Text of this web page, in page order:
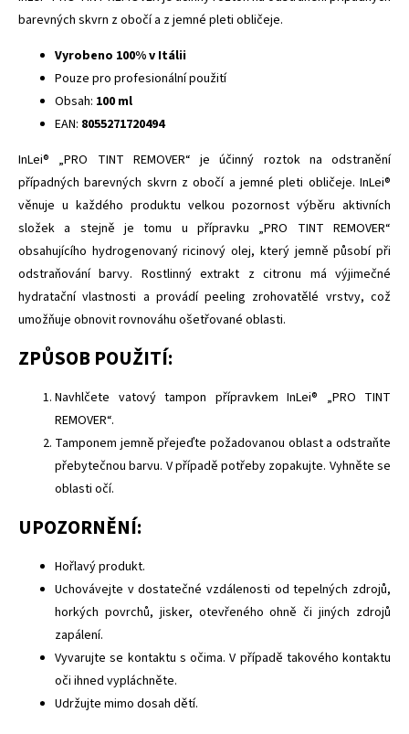
barevných skvrn z obočí a z jemné pleti obličeje.
Vyrobeno 100% v Itálii
Pouze pro profesionální použití
Obsah: 100 ml
EAN: 8055271720494
InLei® „PRO TINT REMOVER“ je účinný roztok na odstranění
případných barevných skvrn z obočí a jemné pleti obličeje. InLei®
věnuje u každého produktu velkou pozornost výběru aktivních
složek a stejně je tomu u přípravku „PRO TINT REMOVER“
obsahujícího hydrogenovaný ricinový olej, který jemně působí při
odstraňování barvy. Rostlinný extrakt z citronu má výjimečné
hydratační vlastnosti a provádí peeling zrohovatělé vrstvy, což
umožňuje obnovit rovnováhu ošetřované oblasti.
ZPŮSOB POUŽITÍ:
Navhlčete vatový tampon přípravkem InLei® „PRO TINT
REMOVER“.
Tamponem jemně přejeďte požadovanou oblast a odstraňte
přebytečnou barvu. V případě potřeby zopakujte. Vyhněte se
oblasti očí.
UPOZORNĚNÍ:
Hořlavý produkt.
Uchovávejte v dostatečné vzdálenosti od tepelných zdrojů,
horkých povrchů, jisker, otevřeného ohně či jiných zdrojů
zapálení.
Vyvarujte se kontaktu s očima. V případě takového kontaktu
oči ihned vypláchněte.
Udržujte mimo dosah dětí.